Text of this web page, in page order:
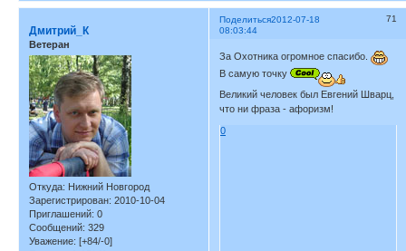
Поделиться 71
2012-07-18
08:03:44
Дмитрий_К
Ветеран
Откуда: Нижний Новгород
Зарегистрирован: 2010-10-04
Приглашений: 0
Сообщений: 329
Уважение: [+84/-0]
За Охотника огромное спасибо.
В самую точку
Великий человек был Евгений Шварц,
что ни фраза - афоризм!
0